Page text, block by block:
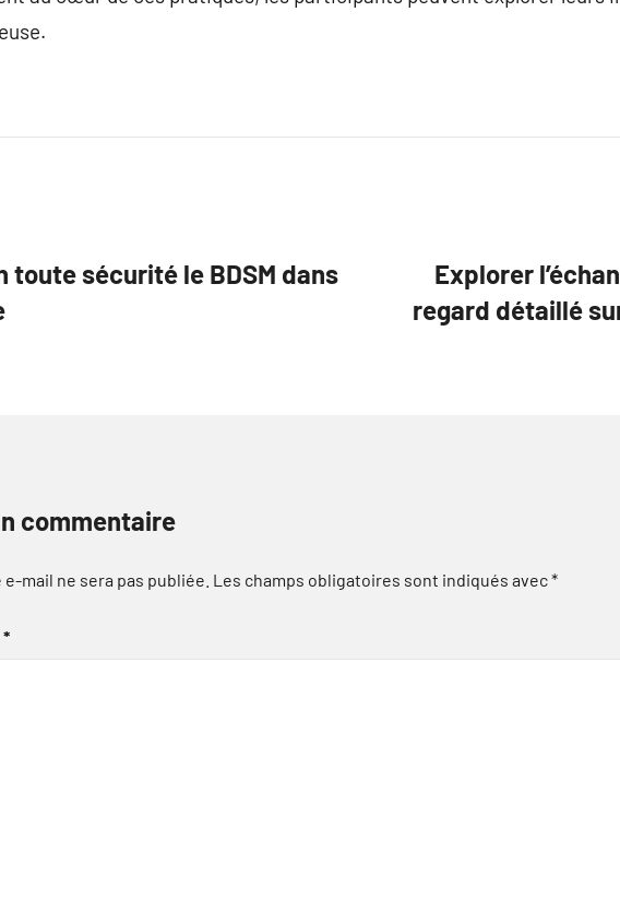
toute sécurité le BDSM dans
Explorer
regard détaillé
commentaire
mail ne sera pas publiée. Les champs obligatoires sont indiqués avec*
*